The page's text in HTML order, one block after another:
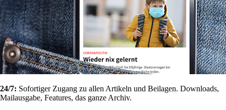
24/7: Sofortiger Zugang zu allen Artikeln und Beilagen. Downloads,
Mailausgabe, Features, das ganze Archiv.